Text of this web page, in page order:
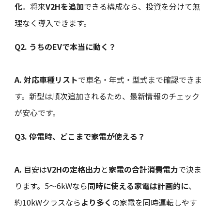
化。将来V2Hを追加できる構成なら、投資を分けて無
理なく導入できます。
Q2. うちのEVで本当に動く？
A. 対応車種リストで車名・年式・型式まで確認できま
す。新型は順次追加されるため、最新情報のチェック
が安心です。
Q3. 停電時、どこまで家電が使える？
A. 目安はV2Hの定格出力と家電の合計消費電力で決ま
ります。5～6kWなら同時に使える家電は計画的に、
約10kWクラスならより多く の家電を同時運転しやす